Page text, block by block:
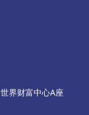
界财富中心A座